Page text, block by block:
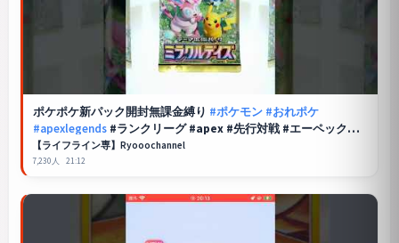
ポケポケ新パック開封無課金縛り #ポケモン #おれポケ
#apexlegends#ランクリーグ #apex #先行対戦 #エーペックス
#ポケカ再販最新情報 #pokemon #ポケモンカード
【ライフライン専】Ryooochannel
7,230人 21:12